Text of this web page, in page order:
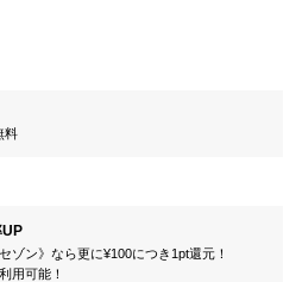
料
UP
ゾン》なら更に¥100につき1pt還元！
用可能！